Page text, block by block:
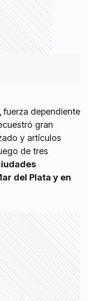
fuerza dependiente
gran
y artículos
de tres
del Plata y en